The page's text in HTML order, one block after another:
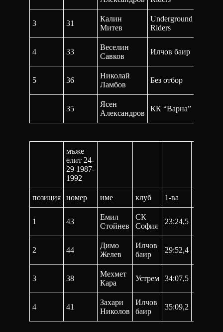
3 31
Калин
Митев
Underground
Riders
4 33
Веселин
Савков
Илчов баир
5 36
Николай
Ламбов
Без отбор
35
Ясен
Александров
КК “Варна”
мъже
елит 24-
29 1987-
1992
позиция номер име клуб 1-ва
1 43
Емил
Стойнев
СК
София
23:24,5
2 44
Димо
Желев
Илчов
баир
29:52,4
3 38
Мехмет
Кара
Устрем 34:07,5
4 41
Захари
Николов
Илчов
баир
35:09,2